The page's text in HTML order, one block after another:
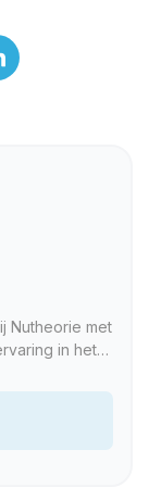
Nutheorie met
in het
complexe